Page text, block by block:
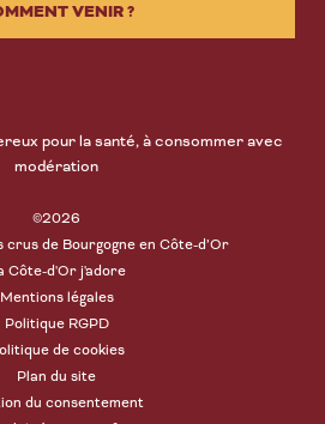
VENIR ?
pour la santé, à consommer avec
modération
©2026
crus de Bourgogne en Côte-d’Or
Côte-d'Or j'adore
Mentions légales
Politique RGPD
de cookies
Plan du site
du consentement